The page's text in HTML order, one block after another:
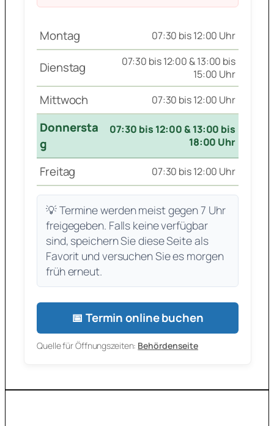
Montag 07:30 bis 12:00 Uhr
Dienstag
07:30 bis 12:00 & 13:00 bis
15:00 Uhr
Mittwoch 07:30 bis 12:00 Uhr
Donnersta
g
07:30 bis 12:00 & 13:00 bis
18:00 Uhr
Freitag 07:30 bis 12:00 Uhr
💡 Termine werden meist gegen 7 Uhr
freigegeben. Falls keine verfügbar
sind, speichern Sie diese Seite als
Favorit und versuchen Sie es morgen
früh erneut.
📅 Termin online buchen
Quelle für Öffnungszeiten: Behördenseite